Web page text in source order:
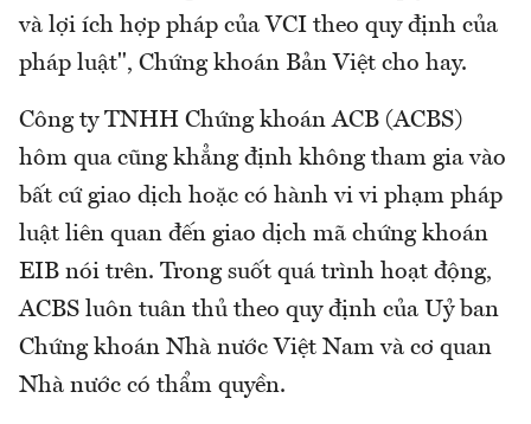
và lợi ích hợp pháp của VCI theo quy định của
pháp luật", Chứng khoán Bản Việt cho hay.
Công ty TNHH Chứng khoán ACB (ACBS)
hôm qua cũng khẳng định không tham gia vào
bất cứ giao dịch hoặc có hành vi vi phạm pháp
luật liên quan đến giao dịch mã chứng khoán
EIB nói trên. Trong suốt quá trình hoạt động,
ACBS luôn tuân thủ theo quy định của Uỷ ban
Chứng khoán Nhà nước Việt Nam và cơ quan
Nhà nước có thẩm quyền.